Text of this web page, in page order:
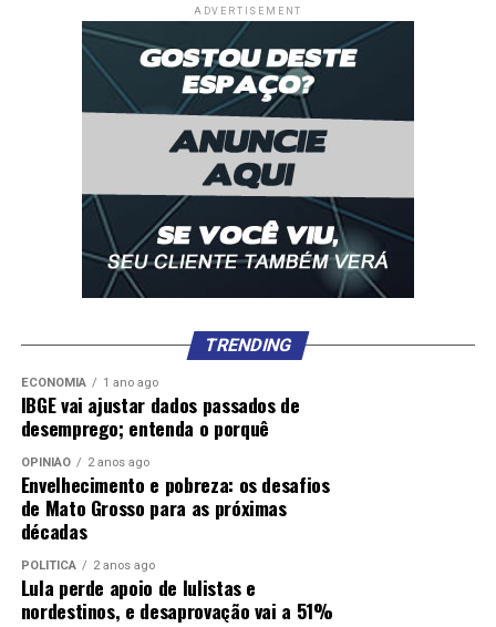
ADVERTISEMENT
TRENDING
ECONOMIA 1 ano ago
IBGE vai ajustar dados passados de
desemprego; entenda o porquê
OPINIÃO 2 anos ago
Envelhecimento e pobreza: os desafios
de Mato Grosso para as próximas
décadas
POLÍTICA 2 anos ago
Lula perde apoio de lulistas e
nordestinos, e desaprovação vai a 51%